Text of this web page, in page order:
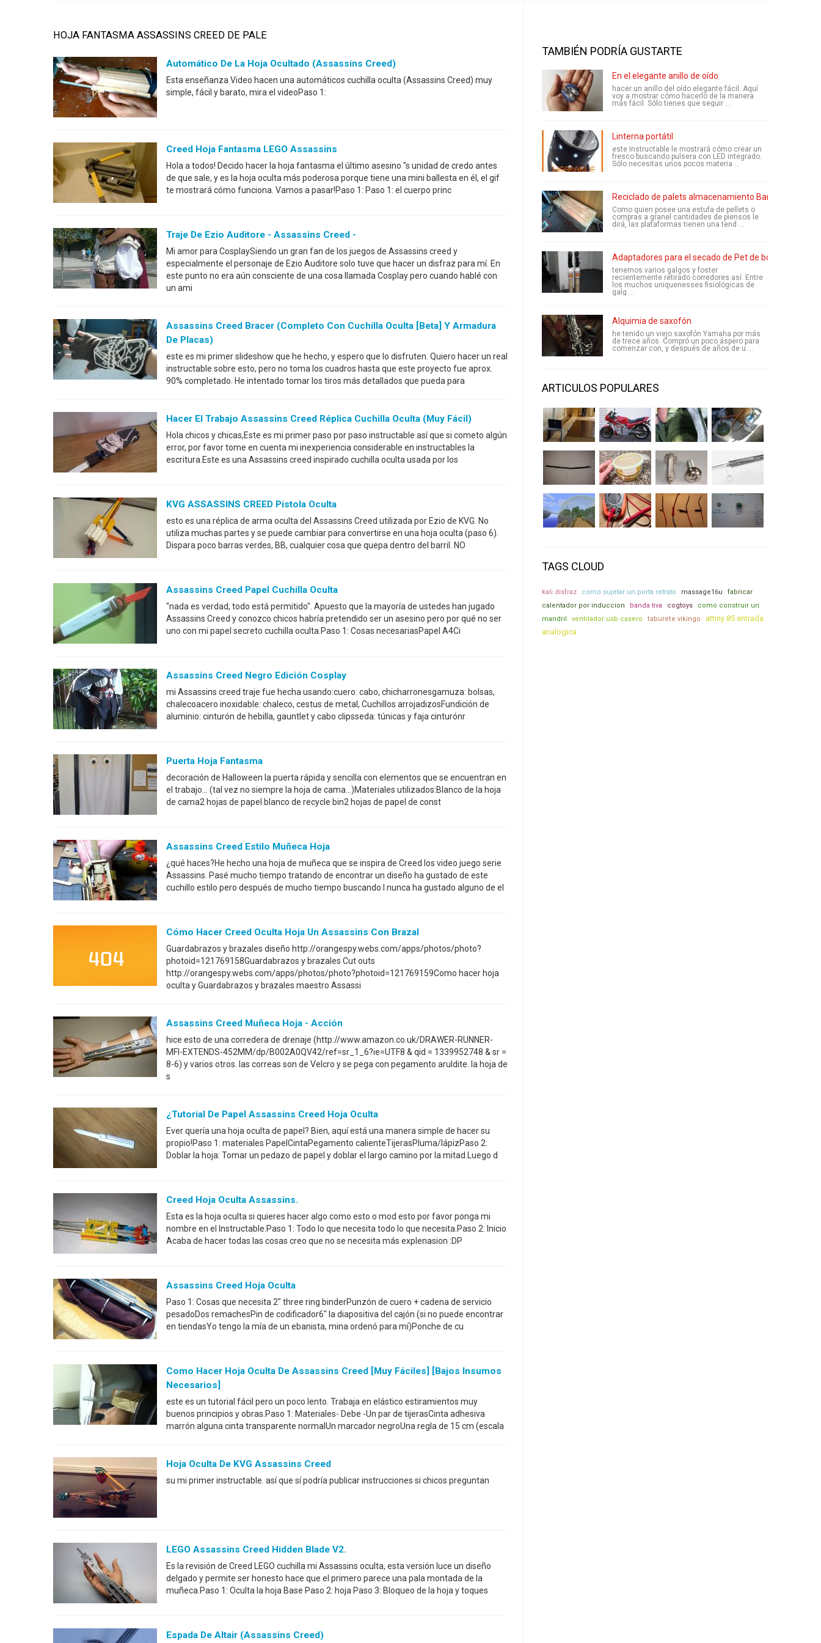
HOJA FANTASMA ASSASSINS CREED DE PALE
Automático De La Hoja Ocultado (Assassins Creed)
Esta enseñanza Video hacen una automáticos cuchilla oculta (Assassins Creed) muy
simple, fácil y barato, mira el videoPaso 1:
Creed Hoja Fantasma LEGO Assassins
Hola a todos! Decido hacer la hoja fantasma el último asesino "s unidad de credo antes
de que sale, y es la hoja oculta más poderosa porque tiene una mini ballesta en él, el gif
te mostrará cómo funciona. Vamos a pasar!Paso 1: Paso 1: el cuerpo princ
Traje De Ezio Auditore - Assassins Creed -
Mi amor para CosplaySiendo un gran fan de los juegos de Assassins creed y
especialmente el personaje de Ezio Auditore solo tuve que hacer un disfraz para mí. En
este punto no era aún consciente de una cosa llamada Cosplay pero cuando hablé con
un ami
Assassins Creed Bracer (completo Con Cuchilla Oculta [Beta] Y Armadura
De Placas)
este es mi primer slideshow que he hecho, y espero que lo disfruten. Quiero hacer un real
instructable sobre esto, pero no toma los cuadros hasta que este proyecto fue aprox.
90% completado. He intentado tomar los tiros más detallados que pueda para
Hacer El Trabajo Assassins Creed Réplica Cuchilla Oculta (muy Fácil)
Hola chicos y chicas,Este es mi primer paso por paso instructable así que si cometo algún
error, por favor tome en cuenta mi inexperiencia considerable en instructables la
escritura.Este es una Assassins creed inspirado cuchilla oculta usada por los
KVG ASSASSINS CREED Pistola Oculta
esto es una réplica de arma oculta del Assassins Creed utilizada por Ezio de KVG. No
utiliza muchas partes y se puede cambiar para convertirse en una hoja oculta (paso 6).
Dispara poco barras verdes, BB, cualquier cosa que quepa dentro del barril. NO
Assassins Creed Papel Cuchilla Oculta
"nada es verdad, todo está permitido". Apuesto que la mayoría de ustedes han jugado
Assassins Creed y conozco chicos habría pretendido ser un asesino pero por qué no ser
uno con mi papel secreto cuchilla oculta.Paso 1: Cosas necesariasPapel A4Ci
Assassins Creed Negro Edición Cosplay
mi Assassins creed traje fue hecha usando:cuero: cabo, chicharronesgamuza: bolsas,
chalecoacero inoxidable: chaleco, cestus de metal, Cuchillos arrojadizosFundición de
aluminio: cinturón de hebilla, gauntlet y cabo clipsseda: túnicas y faja cinturónr
Puerta Hoja Fantasma
decoración de Halloween la puerta rápida y sencilla con elementos que se encuentran en
el trabajo... (tal vez no siempre la hoja de cama...)Materiales utilizados:Blanco de la hoja
de cama2 hojas de papel blanco de recycle bin2 hojas de papel de const
Assassins Creed Estilo Muñeca Hoja
¿qué haces?He hecho una hoja de muñeca que se inspira de Creed los video juego serie
Assassins. Pasé mucho tiempo tratando de encontrar un diseño ha gustado de este
cuchillo estilo pero después de mucho tiempo buscando I nunca ha gustado alguno de el
Cómo Hacer Creed Oculta Hoja Un Assassins Con Brazal
Guardabrazos y brazales diseño http://orangespy.webs.com/apps/photos/photo?
photoid=121769158Guardabrazos y brazales Cut outs
http://orangespy.webs.com/apps/photos/photo?photoid=121769159Como hacer hoja
oculta y Guardabrazos y brazales maestro Assassi
Assassins Creed Muñeca Hoja - Acción
hice esto de una corredera de drenaje (http://www.amazon.co.uk/DRAWER-RUNNER-
MFI-EXTENDS-452MM/dp/B002A0QV42/ref=sr_1_6?ie=UTF8 & qid = 1339952748 & sr =
8-6) y varios otros. las correas son de Velcro y se pega con pegamento aruldite. la hoja de
s
¿Tutorial De Papel Assassins Creed Hoja Oculta
Ever quería una hoja oculta de papel? Bien, aquí está una manera simple de hacer su
propio!Paso 1: materiales PapelCintaPegamento calienteTijerasPluma/lápizPaso 2:
Doblar la hoja: Tomar un pedazo de papel y doblar el largo camino por la mitad.Luego d
Creed Hoja Oculta Assassins.
Esta es la hoja oculta si quieres hacer algo como esto o mod esto por favor ponga mi
nombre en el Instructable.Paso 1: Todo lo que necesita todo lo que necesita.Paso 2: Inicio
Acaba de hacer todas las cosas creo que no se necesita más explenasion :DP
Assassins Creed Hoja Oculta
Paso 1: Cosas que necesita 2" three ring binderPunzón de cuero + cadena de servicio
pesadoDos remachesPin de codificador6" la diapositiva del cajón (si no puede encontrar
en tiendasYo tengo la mía de un ebanista, mina ordenó para mí)Ponche de cu
Como Hacer Hoja Oculta De Assassins Creed [muy Fáciles] [bajos Insumos
Necesarios]
este es un tutorial fácil pero un poco lento. Trabaja en elástico estiramientos muy
buenos principios y obras.Paso 1: Materiales- Debe -Un par de tijerasCinta adhesiva
marrón alguna cinta transparente normalUn marcador negroUna regla de 15 cm (escala
Hoja Oculta De KVG Assassins Creed
su mi primer instructable. así que sí podría publicar instrucciones si chicos preguntan
LEGO Assassins Creed Hidden Blade V2.
Es la revisión de Creed LEGO cuchilla mi Assassins oculta, esta versión luce un diseño
delgado y permite ser honesto hace que el primero parece una pala montada de la
muñeca.Paso 1: Oculta la hoja Base Paso 2: hoja Paso 3: Bloqueo de la hoja y toques
Espada De Altair (Assassins Creed)
TAMBIÉN PODRÍA GUSTARTE
En el elegante anillo de oído
hacer un anillo del oído elegante fácil. Aquí
voy a mostrar cómo hacerlo de la manera
más fácil. Sólo tienes que seguir ...
Linterna portátil
este Instructable le mostrará cómo crear un
fresco buscando pulsera con LED integrado.
Sólo necesitas unos pocos materia ...
Reciclado de palets almacenamiento Banco
Como quien posee una estufa de pellets o
compras a granel cantidades de piensos le
dirá, las plataformas tienen una tend ...
Adaptadores para el secado de Pet de botas
tenemos varios galgos y foster
recientemente retirado corredores así. Entre
los muchos uniquenesses fisiológicas de
galg ...
Alquimia de saxofón
he tenido un viejo saxofón Yamaha por más
de trece años. Compró un poco áspero para
comenzar con, y después de años de u ...
ARTICULOS POPULARES
TAGS CLOUD
kali disfraz como sujetar un porta retrato massage16u
fabricar
calentador por induccion
banda tiva cogtoys
como construir un
mandril
ventilador usb casero taburete vikingo
attiny 85 entrada
analogica